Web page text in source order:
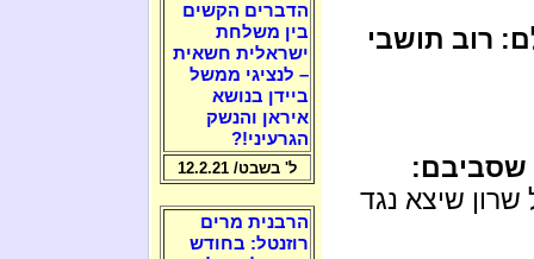
רוב תושבי
שסביבם:
שיצא נגד
הדברים הקשים
בין משלחת
ישראלית חשאית
– לנציגי ממשל
ביידן בנושא
איראן והנשק
הגרעיני!?
ל' בשבט/ 12.2.21
הרבנית מרים
רוזנטל: בחודש